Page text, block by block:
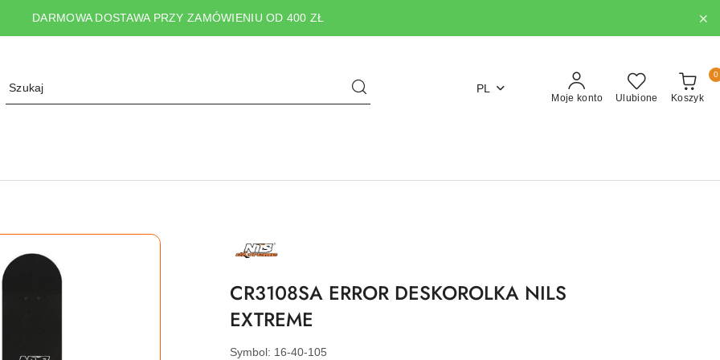
DARMOWA DOSTAWA PRZY ZAMÓWIENIU OD 400 ZŁ
PL
Moje konto Ulubione Koszyk
0
PRODUCENTA:
NILS
CR3108SA ERROR DESKOROLKA NILS
EXTREME
Symbol: 16-40-105